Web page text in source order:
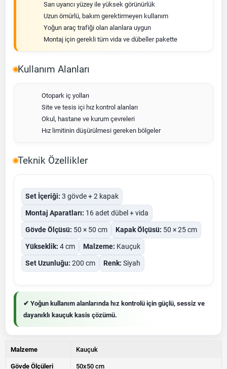
Sarı uyarıcı yüzey ile yüksek görünürlük
Uzun ömürlü, bakım gerektirmeyen kullanım
Yoğun araç trafiği olan alanlara uygun
Montaj için gerekli tüm vida ve dübeller pakette
Kullanım Alanları
Otopark iç yolları
Site ve tesis içi hız kontrol alanları
Okul, hastane ve kurum çevreleri
Hız limitinin düşürülmesi gereken bölgeler
Teknik Özellikler
Set İçeriği: 3 gövde + 2 kapak
Montaj Aparatları: 16 adet dübel + vida
Gövde Ölçüsü: 50 × 50 cm Kapak Ölçüsü: 50 × 25 cm
Yükseklik: 4 cm Malzeme: Kauçuk
Set Uzunluğu: 200 cm Renk: Siyah
✔ Yoğun kullanım alanlarında hız kontrolü için güçlü, sessiz ve
dayanıklı kauçuk kasis çözümü.
Malzeme Kauçuk
Gövde Ölçüleri 50x50 cm